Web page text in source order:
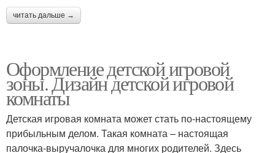
читать дальше →
Оформление детской игровой
зоны. Дизайн детской игровой
комнаты
Детская игровая комната может стать по-настоящему
прибыльным делом. Такая комната – настоящая
палочка-выручалочка для многих родителей. Здесь